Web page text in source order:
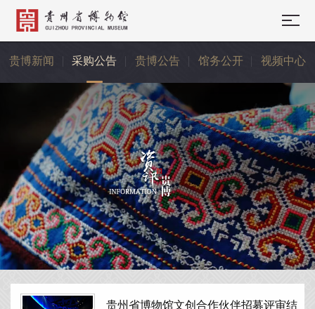
贵博新闻 采购公告 贵博公告 馆务公开 视频中心
贵州省博物馆文创合作伙伴招募评审结